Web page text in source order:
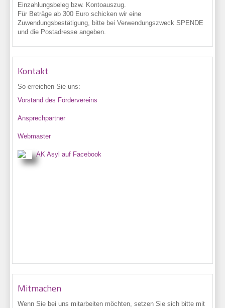
Einzahlungsbeleg bzw. Kontoauszug.
Für Beträge ab 300 Euro schicken wir eine
Zuwendungsbestätigung, bitte bei Verwendungszweck SPENDE
und die Postadresse angeben.
Kontakt
So erreichen Sie uns:
Vorstand des Fördervereins
Ansprechpartner
Webmaster
AK Asyl auf Facebook
Mitmachen
Wenn Sie bei uns mitarbeiten möchten, setzen Sie sich bitte mit